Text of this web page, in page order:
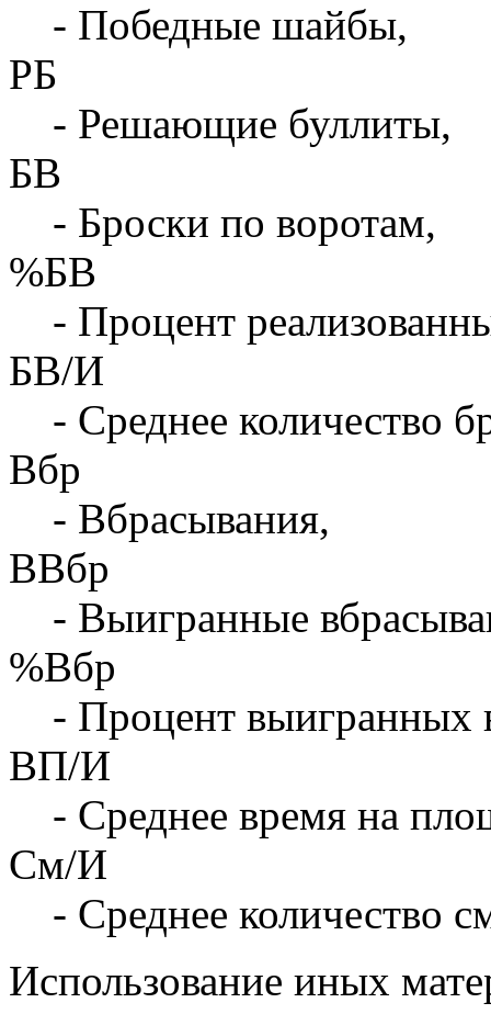
- Победные шайбы,
РБ
- Решающие буллиты,
БВ
- Броски по воротам,
%БВ
- Процент
БВ/И
- Среднее количество
Вбр
- Вбрасывания,
ВВбр
- Выигранные
%Вбр
- Процент выигранных
ВП/И
- Среднее время на
См/И
- Среднее количество
Использование иных